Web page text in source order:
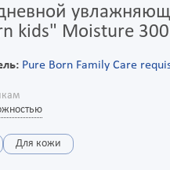
kids" Moisture
Pure Born Family Care
Для кожи